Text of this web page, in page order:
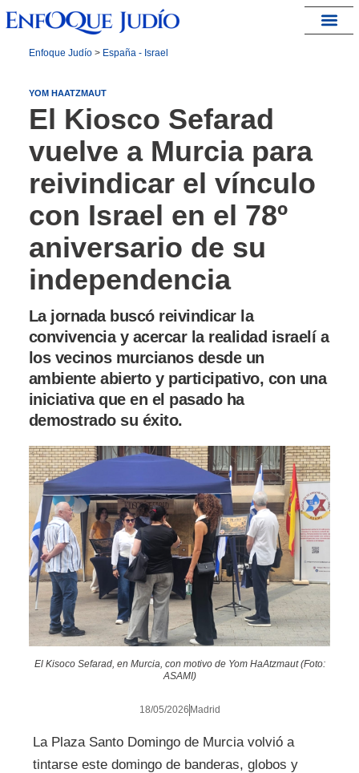
Enfoque Judío> España - Israel
YOM HAATZMAUT
El Kiosco Sefarad
vuelve a Murcia para
reivindicar el vínculo
con Israel en el 78º
aniversario de su
independencia
La jornada buscó reivindicar la
convivencia y acercar la realidad israelí a
los vecinos murcianos desde un
ambiente abierto y participativo, con una
iniciativa que en el pasado ha
demostrado su éxito.
El Kisoco Sefarad, en Murcia, con motivo de Yom HaAtzmaut (Foto:
ASAMI)
18/05/2026 Madrid
La Plaza Santo Domingo de Murcia volvió a
tintarse este domingo de banderas, globos y